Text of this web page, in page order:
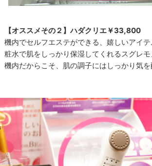
【オススメその２】ハダクリエ￥33,800
機内でセルフエステができる、嬉しいアイ
粧水で肌をしっかり保湿してくれるスグレ
機内だからこそ、肌の調子にはしっかり気を